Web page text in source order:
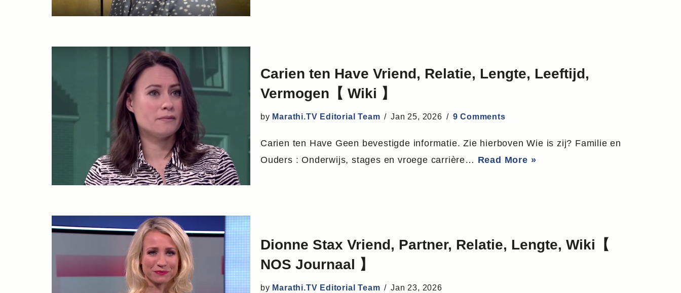
Carien ten Have Vriend, Relatie, Lengte, Leeftijd,
Vermogen【 Wiki 】
by Marathi.TV Editorial Team Jan 25, 2026 9 Comments
Carien ten Have Geen bevestigde informatie. Zie hierboven Wie is zij? Familie en
Ouders : Onderwijs, stages en vroege carrière… Read More »
Dionne Stax Vriend, Partner, Relatie, Lengte, Wiki【
NOS Journaal 】
by Marathi.TV Editorial Team Jan 23, 2026